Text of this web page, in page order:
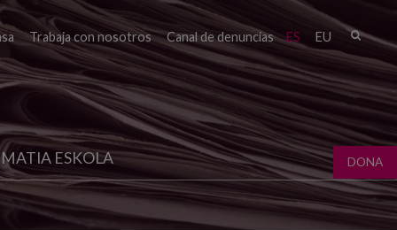
ES EU
Trabaja con nosotros Canal de denuncias
MATIA ESKOLA DONA